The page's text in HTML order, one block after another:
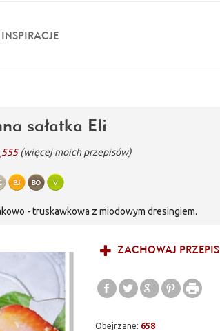
INSPIRACJE
sałatka Eli
(więcej moich przepisów)
- truskawkowa z miodowym dresingiem.
ZACHOWAJ PRZEPIS
Obejrzane: 658